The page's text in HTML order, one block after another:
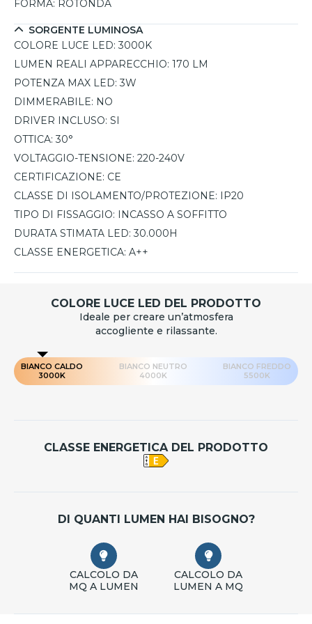
FORMA: ROTONDA
SORGENTE LUMINOSA
COLORE LUCE LED: 3000K
LUMEN REALI APPARECCHIO: 170 LM
POTENZA MAX LED: 3W
DIMMERABILE: NO
DRIVER INCLUSO: SI
OTTICA: 30°
VOLTAGGIO-TENSIONE: 220-240V
CERTIFICAZIONE: CE
CLASSE DI ISOLAMENTO/PROTEZIONE: IP20
TIPO DI FISSAGGIO: INCASSO A SOFFITTO
DURATA STIMATA LED: 30.000H
CLASSE ENERGETICA: A++
COLORE LUCE LED DEL PRODOTTO
Ideale per creare un’atmosfera
accogliente e rilassante.
BIANCO CALDO
3000K
BIANCO NEUTRO
4000K
BIANCO FREDDO
5500K
CLASSE ENERGETICA DEL PRODOTTO
DI QUANTI LUMEN HAI BISOGNO?
CALCOLO DA
MQ A LUMEN
CALCOLO DA
LUMEN A MQ